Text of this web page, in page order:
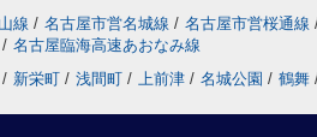
線 / 名古屋市営名城線 / 名古屋市営桜通線
/ 名古屋臨海高速あおなみ線
/ 新栄町 / 浅間町 / 上前津 / 名城公園 / 鶴舞